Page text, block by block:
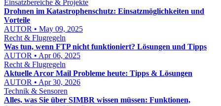
Einsatzbereiche & Projekte
Drohnen im Katastrophenschutz: Einsatzmöglichkeiten und
Vorteile
AUTOR • May 09, 2025
Recht & Flugregeln
Was tun, wenn FTP nicht funktioniert? Lösungen und Tipps
AUTOR • Apr 06, 2025
Recht & Flugregeln
Aktuelle Arcor Mail Probleme heute: Tipps & Lösungen
AUTOR • Apr 30, 2026
Technik & Sensoren
Alles, was Sie über SIMBR wissen müssen: Funktionen,